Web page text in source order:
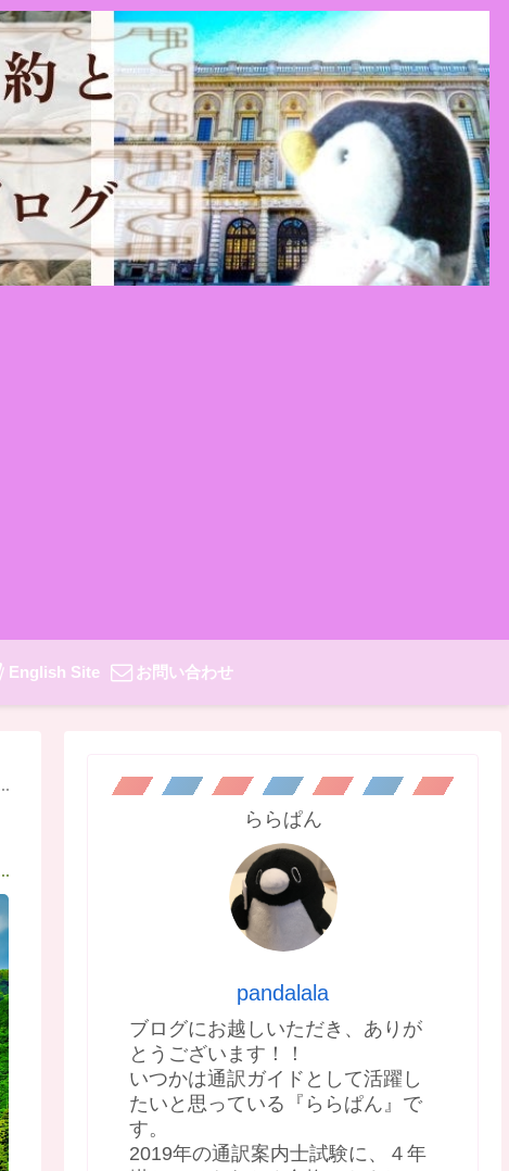
English Site お問い合わせ
ららぱん
pandalala
ブログにお越しいただき、ありが
とうございます！！
いつかは通訳ガイドとして活躍し
たいと思っている『ららぱん』で
す。
2019年の通訳案内士試験に、４年